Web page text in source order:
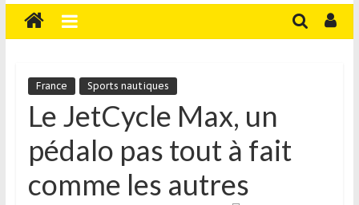
Tourisme
est
média
sur
tourisme
sportif
qui
France Sports nautiques
Le JetCycle Max, un
pédalo pas tout à fait
comme les autres